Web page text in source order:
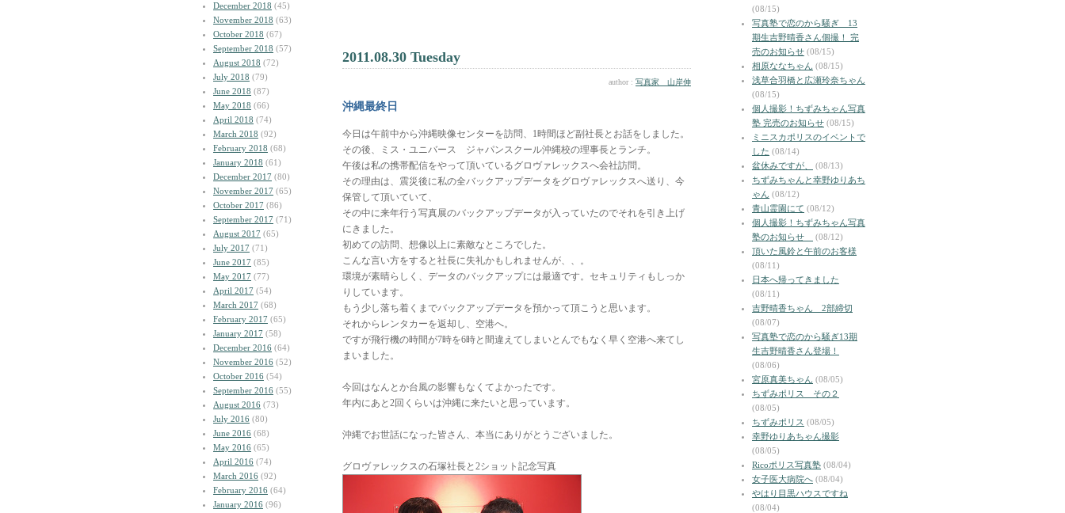
December 2018 (45)
November 2018 (63)
October 2018 (67)
September 2018 (57)
August 2018 (72)
July 2018 (79)
June 2018 (87)
May 2018 (66)
April 2018 (74)
March 2018 (92)
February 2018 (68)
January 2018 (61)
December 2017 (80)
November 2017 (65)
October 2017 (86)
September 2017 (71)
August 2017 (65)
July 2017 (71)
June 2017 (85)
May 2017 (77)
April 2017 (54)
March 2017 (68)
February 2017 (65)
January 2017 (58)
December 2016 (64)
November 2016 (52)
October 2016 (54)
September 2016 (55)
August 2016 (73)
July 2016 (80)
June 2016 (68)
May 2016 (65)
April 2016 (74)
March 2016 (92)
February 2016 (64)
January 2016 (96)
2011.08.30 Tuesday
author : 写真家 山岸伸
沖縄最終日
今日は午前中から沖縄映像センターを訪問、1時間ほど副社長とお話をしました。
その後、ミス・ユニバース ジャパンスクール沖縄校の理事長とランチ。
午後は私の携帯配信をやって頂いているグロヴァレックスへ会社訪問。
その理由は、震災後に私の全バックアップデータをグロヴァレックスへ送り、今
保管して頂いていて、
その中に来年行う写真展のバックアップデータが入っていたのでそれを引き上げ
にきました。
初めての訪問、想像以上に素敵なところでした。
こんな言い方をすると社長に失礼かもしれませんが、、。
環境が素晴らしく、データのバックアップには最適です。セキュリティもしっか
りしています。
もう少し落ち着くまでバックアップデータを預かって頂こうと思います。
それからレンタカーを返却し、空港へ。
ですが飛行機の時間が7時を6時と間違えてしまいとんでもなく早く空港へ来てし
まいました。
今回はなんとか台風の影響もなくてよかったです。
年内にあと2回くらいは沖縄に来たいと思っています。
沖縄でお世話になった皆さん、本当にありがとうございました。
グロヴァレックスの石塚社長と2ショット記念写真
(08/15)
写真塾で恋のから騒ぎ 13
期生吉野晴香さん個撮！ 完
売のお知らせ (08/15)
相原ななちゃん (08/15)
浅草合羽橋と広瀬玲奈ちゃん
(08/15)
個人撮影！ちずみちゃん写真
塾 完売のお知らせ (08/15)
ミニスカポリスのイベントで
した (08/14)
盆休みですが、
(08/13)
ちずみちゃんと幸野ゆりあち
ゃん (08/12)
青山霊園にて (08/12)
個人撮影！ちずみちゃん写真
塾のお知らせ
(08/12)
頂いた風鈴と午前のお客様
(08/11)
日本へ帰ってきました
(08/11)
吉野晴香ちゃん 2部締切
(08/07)
写真塾で恋のから騒ぎ13期
生吉野晴香さん登場！
(08/06)
宮原真美ちゃん (08/05)
ちずみポリス その２
(08/05)
ちずみポリス (08/05)
幸野ゆりあちゃん撮影
(08/05)
Ricoポリス写真塾 (08/04)
女子医大病院へ (08/04)
やはり目黒ハウスですね
(08/04)